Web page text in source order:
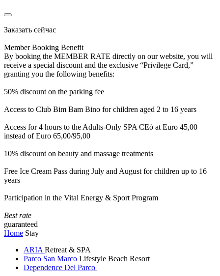
Заказать сейчас
Member Booking Benefit
By booking the MEMBER RATE directly on our website, you will
receive a special discount and the exclusive “Privilege Card,”
granting you the following benefits:
50% discount on the parking fee
Access to Club Bim Bam Bino for children aged 2 to 16 years
Access for 4 hours to the Adults-Only SPA CEò at Euro 45,00
instead of Euro 65,00/95,00
10% discount on beauty and massage treatments
Free Ice Cream Pass during July and August for children up to 16
years
Participation in the Vital Energy & Sport Program
Best rate
guaranteed
Home Stay
ARIA Retreat & SPA
Parco San Marco Lifestyle Beach Resort
Dependence Del Parco